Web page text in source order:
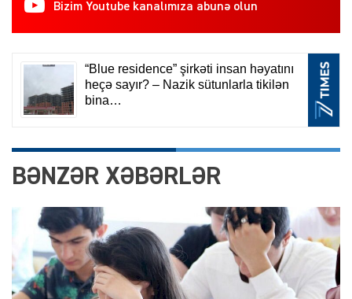
Bizim Youtube kanalımıza abunə olun
BƏNZƏR XƏBƏRLƏR